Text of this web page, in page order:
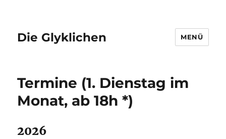
Die Glyklichen MENÜ
Termine (1. Dienstag im
Monat, ab 18h *)
2026